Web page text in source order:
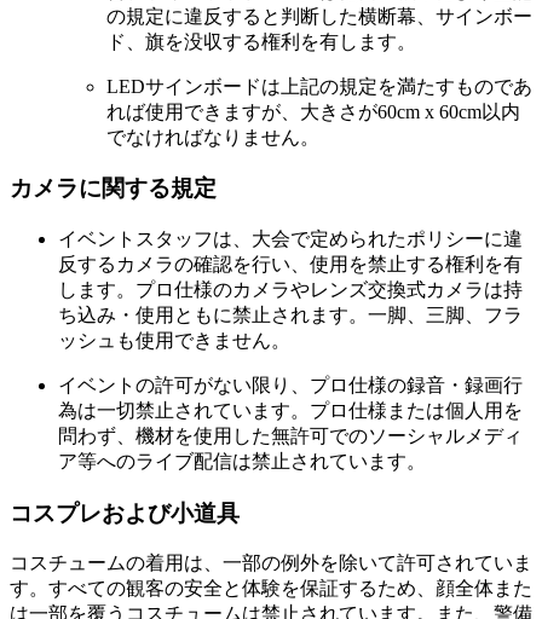
の規定に違反すると判断した横断幕、サインボー
ド、旗を没収する権利を有します。
LEDサインボードは上記の規定を満たすものであ
れば使用できますが、大きさが60cm x 60cm以内
でなければなりません。
カメラに関する規定
イベントスタッフは、大会で定められたポリシーに違
反するカメラの確認を行い、使用を禁止する権利を有
します。プロ仕様のカメラやレンズ交換式カメラは持
ち込み・使用ともに禁止されます。一脚、三脚、フラ
ッシュも使用できません。
イベントの許可がない限り、プロ仕様の録音・録画行
為は一切禁止されています。プロ仕様または個人用を
問わず、機材を使用した無許可でのソーシャルメディ
ア等へのライブ配信は禁止されています。
コスプレおよび小道具
コスチュームの着用は、一部の例外を除いて許可されていま
す。すべての観客の安全と体験を保証するため、顔全体また
は一部を覆うコスチュームは禁止されています。また、警備